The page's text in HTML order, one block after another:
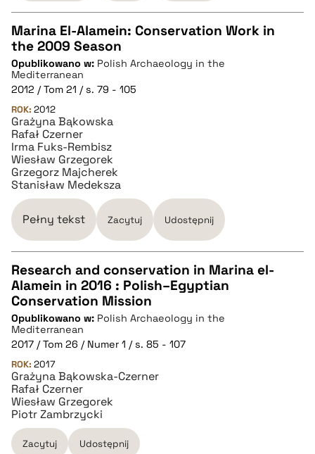
CZYSTY TEKST
pobierz cytat
BIBTEX
pobierz cytat
Marina El-Alamein: Conservation Work in
the 2009 Season
Opublikowano w: Polish Archaeology in the
Mediterranean
2012 / Tom 21 / s. 79 - 105
ROK: 2012
Grażyna Bąkowska
Rafał Czerner
Irma Fuks-Rembisz
Wiesław Grzegorek
Grzegorz Majcherek
Stanisław Medeksza
Pełny tekst Zacytuj Udostępnij
CZYSTY TEKST
pobierz cytat
BIBTEX
pobierz cytat
Research and conservation in Marina el-
Alamein in 2016 : Polish–Egyptian
Conservation Mission
Opublikowano w: Polish Archaeology in the
Mediterranean
2017 / Tom 26 / Numer 1 / s. 85 - 107
ROK: 2017
Grażyna Bąkowska-Czerner
Rafał Czerner
Wiesław Grzegorek
Piotr Zambrzycki
Zacytuj Udostępnij